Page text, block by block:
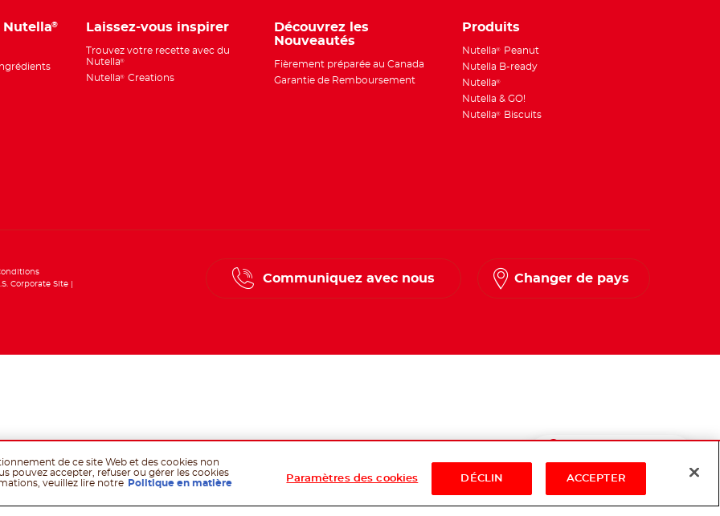
Shop Now
Nutella® Laissez-vous inspirer
Trouvez votre recette avec du
Nutella®
Nutella® Creations
Découvrez les
Nouveautés
Fièrement préparée au Canada
Garantie de Remboursement
Produits
Nutella®
Peanut
Nutella B-ready
Nutella®
Nutella & GO!
Nutella® Biscuits
Communiquez avec nous Changer de pays
Corporate Site
de ce site Web et des cookies non
pouvez accepter, refuser ou gérer les cookies
veuillez lire notre
Politique en matière Paramètres des cookies DÉCLIN ACCEPTER